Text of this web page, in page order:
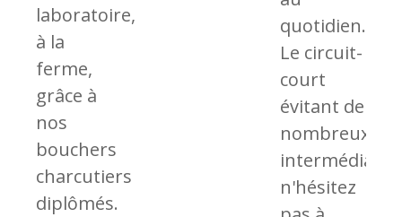
laboratoire,
à la
ferme,
grâce à
nos
bouchers
charcutiers
diplômés.
quotidien.
Le circuit-
court
évitant de
nombreux
n'hésitez